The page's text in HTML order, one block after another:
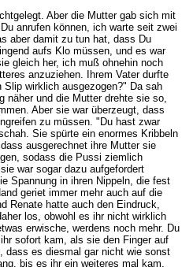
Aber die Mutter gab sich mit
anrufen können, ich warte seit zwei
aber damit zu tun hat, dass Du
aufs Klo müssen, und es war
gleich her, ich muß ohnehin noch
anzuziehen. Ihrem Vater durfte
wirklich ausgezogen?" Da sah
und die Mutter drehte sie so,
Aber sie war überzeugt, dass
zu müssen. "Du hast zwar
Sie spürte ein enormes Kribbeln
ausgerechnet ihre Mutter sie
sodass die Pussi ziemlich
war sogar dazu aufgefordert
Spannung in ihren Nippeln, die fest
geriet immer mehr auch auf die
Renate hatte auch den Eindruck,
los, obwohl es ihr nicht wirklich
erwische, werdens noch mehr. Du
sofort kam, als sie den Finger auf
dass es diesmal gar nicht wie sonst
bis es ihr ein weiteres mal kam.